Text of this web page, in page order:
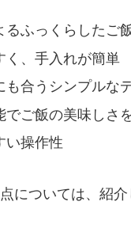
るふっくらしたご
く、手入れが簡単
も合うシンプルな
でご飯の美味しさ
い操作性
については、紹